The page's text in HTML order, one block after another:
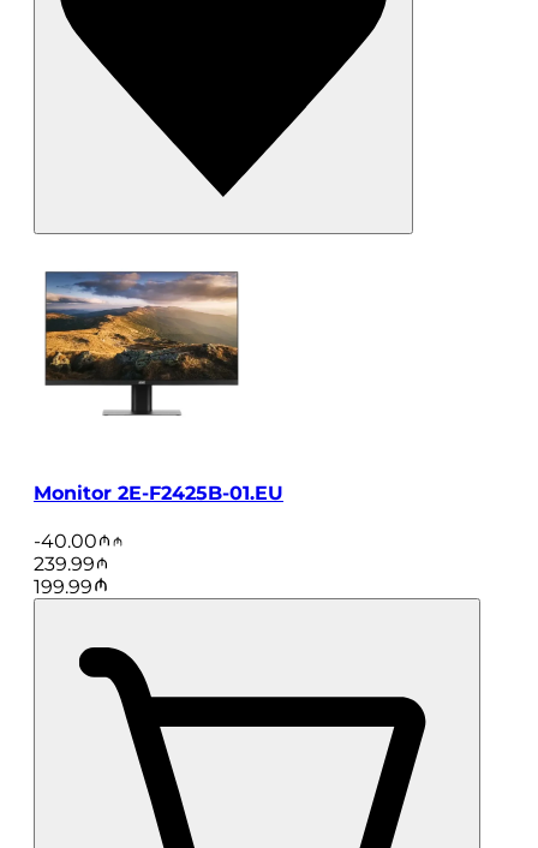
Monitor 2E-F2425B-01.EU
-40.00
239.99
199.99